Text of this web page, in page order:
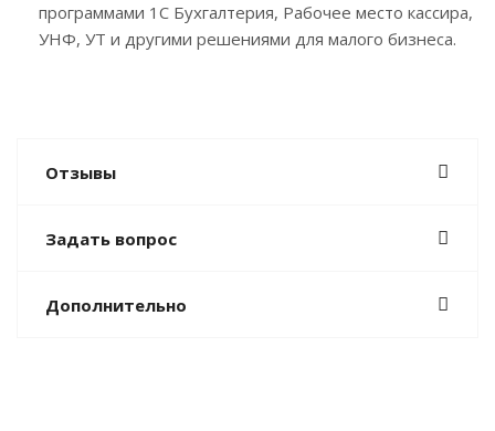
программами 1С Бухгалтерия, Рабочее место кассира,
УНФ, УТ и другими решениями для малого бизнеса.
Отзывы
Задать вопрос
Дополнительно